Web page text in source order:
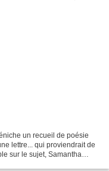
un recueil de poésie
lettre... qui proviendrait de
sur le sujet, Samantha